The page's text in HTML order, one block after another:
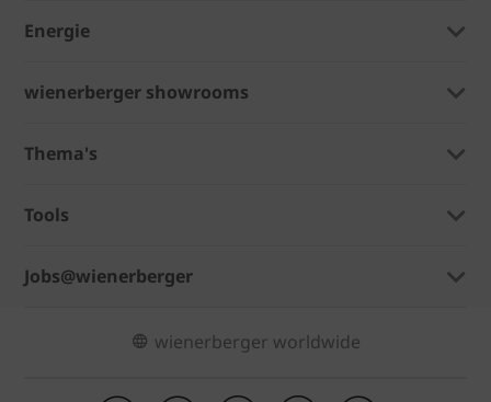
Energie
wienerberger showrooms
Thema's
Tools
Jobs@wienerberger
wienerberger worldwide